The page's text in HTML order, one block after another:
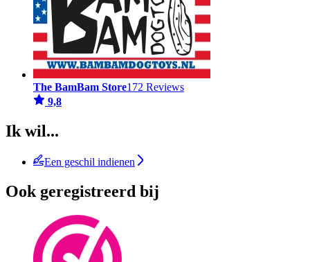
The BamBam Store172 Reviews
9,8
Ik wil...
Een geschil indienen
Ook geregistreerd bij